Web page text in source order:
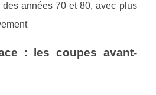
des années 70 et 80, avec plus
: les coupes avant-